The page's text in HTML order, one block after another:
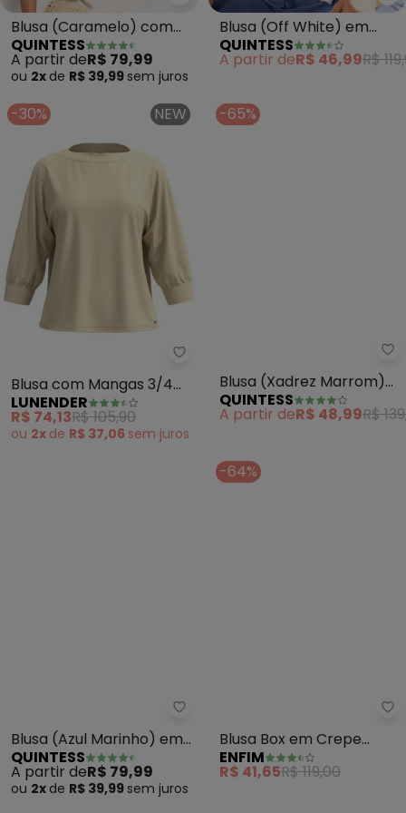
Blusa (Caramelo) com
Mangas 3/4
QUINTESS
A partir deR$ 79,99
ou 2x de R$ 39,99 sem juros
Blusa (Off White) em
Malha de Algodão
Penteado
QUINTESS
A partir deR$ 46,99R$
-30% NEW
Lunender - Blusa com Mangas
Blusa com Mangas 3/4
em Malha Responsável
(Bege)
LUNENDER
R$ 74,13R$ 105,90
ou 2x de R$ 37,06 sem juros
-65%
Blusa (Xadrez Marrom)
em Malha
QUINTESS
A partir deR$ 48,99R$
Quintess - Blusa (Azul
Blusa (Azul Marinho) em
Malha de Viscose
QUINTESS
A partir deR$ 79,99
ou 2x de R$ 39,99 semjuros
-64%
Blusa Box em Crepe
(Preto)
ENFIM
R$ 41,65R$ 119,00